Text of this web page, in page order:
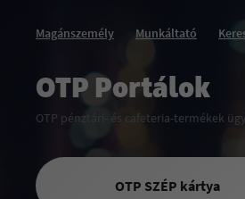
Magánszemély Munkáltató
OTP Portálok
OTP pénztári- és cafeteria-termékek
OTP SZÉP kártya